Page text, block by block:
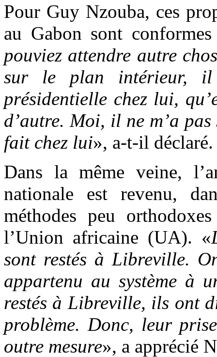
Pour Guy Nzouba, ces
au Gabon sont
pouviez attendre autre
sur le plan intérieur, il
présidentielle chez lui,
d’autre. Moi, il ne m’a
fait chez lui», a-t-il déclaré.
Dans la même veine,
nationale est revenu,
méthodes peu
l’Union africaine (UA). «
sont restés à Libreville.
appartenu au système à
restés à Libreville, ils ont
problème. Donc, leur
outre mesure», a apprécié